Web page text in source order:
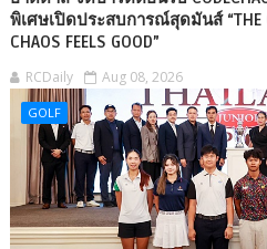
พิเศษเปิดประสบการณ์สุดมันส์ “THE
CHAOS FEELS GOOD”
RCDaily Aug 08, 2026
GOLF